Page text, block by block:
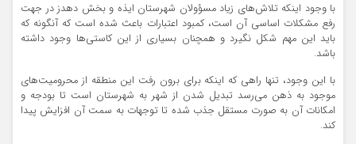
با وجود اینکه تلاش‌های زیاد مسؤولان شهرستان ایذه و بخش دهدز در جهت
رفع مشکلات اساسی آن است، کمبود اعتبارات باعث شده است که آنگونه که
باید این مهم شکل نگیرد و همچنان بسیاری از این کاستی‌ها وجود داشته
باشد.
با این وجود، تنها راهی که اینکه برای برون رفت این منطقه از محرومیت‌های
موجود به ذهن می‌رسد تبدیل شدن از شهر به شهرستان است تا بودجه و
امکانات آن به صورت مستقل جذب شده تا توجهات به سمت آن افزایش پیدا
کند.